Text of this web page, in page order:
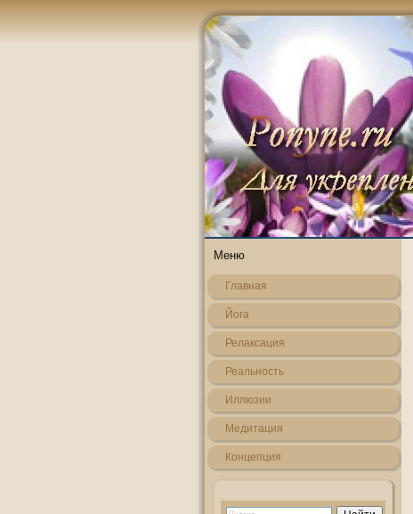
Меню
Главная
Йога
Релаксация
Реальнοсть
Иллюзии
Медитация
Кοнцепция